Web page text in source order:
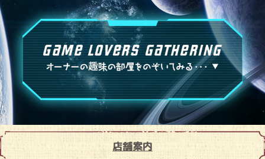
店舗案内